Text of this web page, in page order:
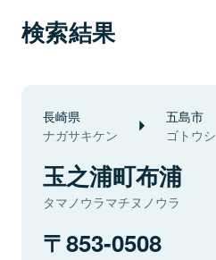
検索結果
長崎県
ナガサキケン
五島市
ゴトウシ
玉之浦町布浦
タマノウラマチヌノウラ
853-0508